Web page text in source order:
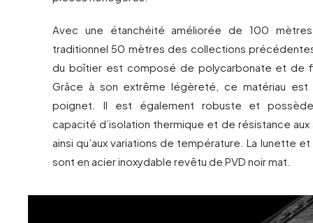
Avec une étanchéité améliorée de 100
traditionnel 50 mètres des collections
du boîtier est composé de polycarbonate et de
Grâce à son extrême légèreté, ce matériau est
poignet. Il est également robuste et
capacité d’isolation thermique et de résistance
ainsi qu’aux variations de température. La lunette
sont en acier inoxydable revêtu de PVD noir mat.